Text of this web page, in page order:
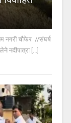
नगरी चौफेर //संघर्ष
नदीपात्रा [...]